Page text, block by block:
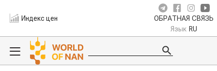
Индекс цен ОБРАТНАЯ СВЯЗЬ
Язык RU